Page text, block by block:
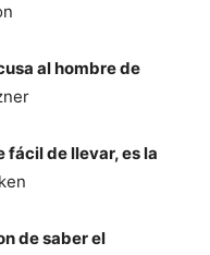
al hombre de
de llevar, es la
de saber el